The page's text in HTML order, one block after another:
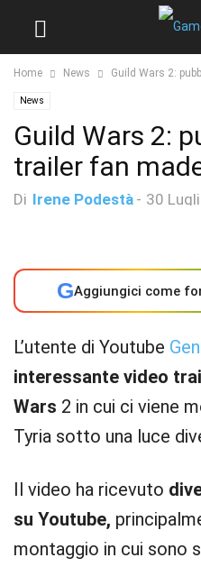
Home News Guild Wars 2:
News
Guild Wars 2:
trailer fan
Di Irene Podestà - 30
GAggiungici come
L’utente di Youtube
interessante video
Wars 2 in cui ci viene
Tyria sotto una luce
Il video ha ricevuto
su Youtube,
montaggio in cui sono